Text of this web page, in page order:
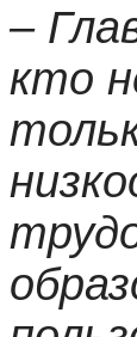
–
кто